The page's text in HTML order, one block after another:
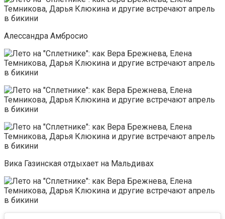
Алессандра Амбросио
Вика Газинская отдыхает на Мальдивах